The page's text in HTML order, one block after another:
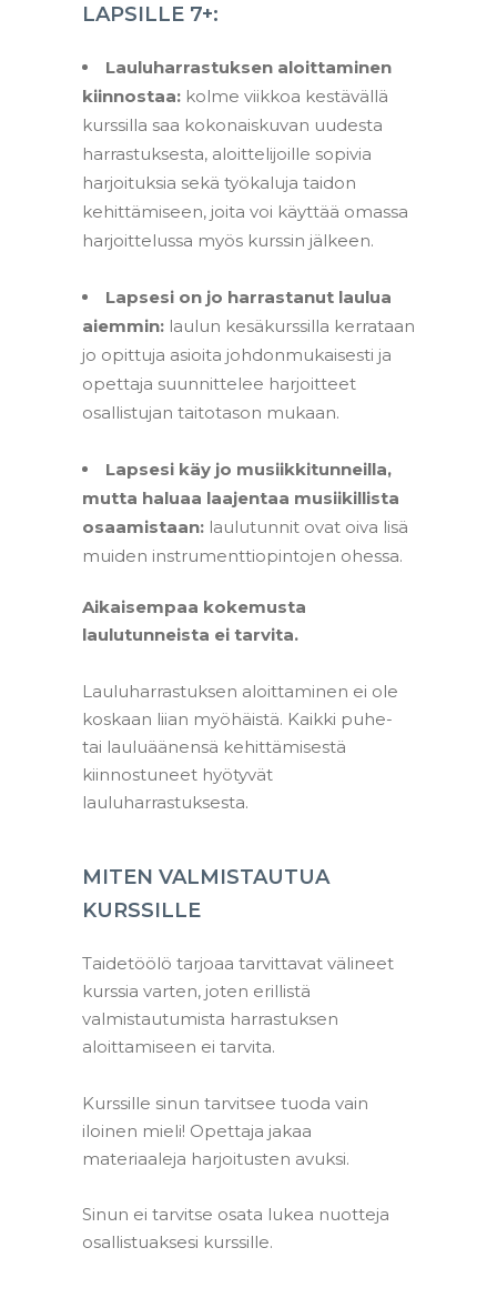
LAPSILLE 7+:
Lauluharrastuksen aloittaminen
kiinnostaa: kolme viikkoa kestävällä
kurssilla saa kokonaiskuvan uudesta
harrastuksesta, aloittelijoille sopivia
harjoituksia sekä työkaluja taidon
kehittämiseen, joita voi käyttää omassa
harjoittelussa myös kurssin jälkeen.
Lapsesi on jo harrastanut laulua
aiemmin: laulun kesäkurssilla kerrataan
jo opittuja asioita johdonmukaisesti ja
opettaja suunnittelee harjoitteet
osallistujan taitotason mukaan.
Lapsesi käy jo musiikkitunneilla,
mutta haluaa laajentaa musiikillista
osaamistaan: laulutunnit ovat oiva lisä
muiden instrumenttiopintojen ohessa.
Aikaisempaa kokemusta
laulutunneista ei tarvita.
Lauluharrastuksen aloittaminen ei ole
koskaan liian myöhäistä. Kaikki puhe-
tai lauluäänensä kehittämisestä
kiinnostuneet hyötyvät
lauluharrastuksesta.
MITEN VALMISTAUTUA
KURSSILLE
Taidetöölö tarjoaa tarvittavat välineet
kurssia varten, joten erillistä
valmistautumista harrastuksen
aloittamiseen ei tarvita.
Kurssille sinun tarvitsee tuoda vain
iloinen mieli! Opettaja jakaa
materiaaleja harjoitusten avuksi.
Sinun ei tarvitse osata lukea nuotteja
osallistuaksesi kurssille.